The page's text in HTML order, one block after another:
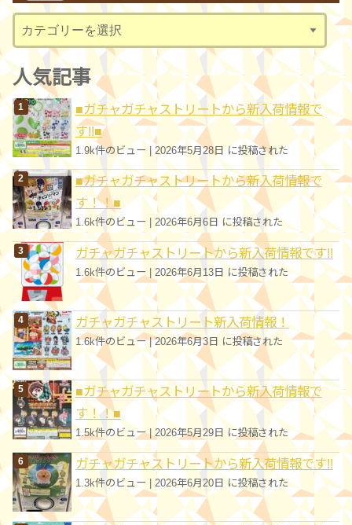
ブ
テ
ゴ
リ
ー
人気記事
■ガチャガチャストリートから新入荷情報で
す!!■
1.9k件のビュー | 2026年5月28日 に投稿された
■ガチャガチャストリートから新入荷情報で
す！！■
1.6k件のビュー 2026年6月6日 に投稿された
ガチャガチャストリートから新入荷情報です!!
1.6k件のビュー | 2026年6月13日 に投稿された
ガチャガチャストリート新入荷情報！
1.6k件のビュー|2026年6月3日 に投稿された
■ガチャガチャストリートから新入荷情報で
す！！■
1.5k件のビュー| 2026年5月29日 に投稿された
ガチャガチャストリートから新入荷情報です!!
1.3k件のビュー 2026年6月20日 に投稿された